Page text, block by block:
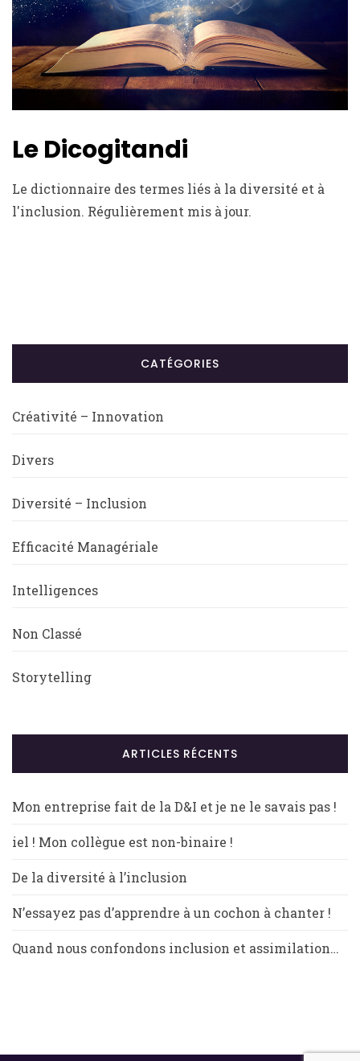
Le Dicogitandi
Le dictionnaire des termes liés à la diversité et à
l'inclusion. Régulièrement mis à jour.
CATÉGORIES
Créativité – Innovation
Divers
Diversité – Inclusion
Efficacité Managériale
Intelligences
Non Classé
Storytelling
ARTICLES RÉCENTS
Mon entreprise fait de la D&I et je ne le savais pas !
iel ! Mon collègue est non-binaire !
De la diversité à l’inclusion
N’essayez pas d’apprendre à un cochon à chanter !
Quand nous confondons inclusion et assimilation…